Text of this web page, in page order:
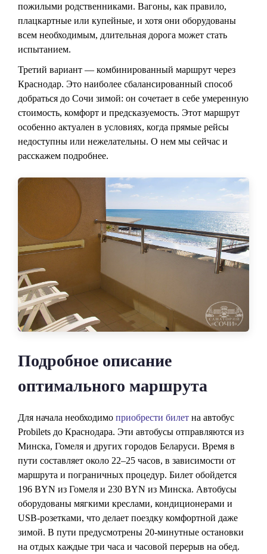
пожилыми родственниками. Вагоны, как правило,
плацкартные или купейные, и хотя они оборудованы
всем необходимым, длительная дорога может стать
испытанием.
Третий вариант — комбинированный маршрут через
Краснодар. Это наиболее сбалансированный способ
добраться до Сочи зимой: он сочетает в себе умеренную
стоимость, комфорт и предсказуемость. Этот маршрут
особенно актуален в условиях, когда прямые рейсы
недоступны или нежелательны. О нем мы сейчас и
расскажем подробнее.
Подробное описание
оптимального маршрута
Для начала необходимо приобрести билет на автобус
Probilets до Краснодара. Эти автобусы отправляются из
Минска, Гомеля и других городов Беларуси. Время в
пути составляет около 22–25 часов, в зависимости от
маршрута и пограничных процедур. Билет обойдется
196 BYN из Гомеля и 230 BYN из Минска. Автобусы
оборудованы мягкими креслами, кондиционерами и
USB-розетками, что делает поездку комфортной даже
зимой. В пути предусмотрены 20-минутные остановки
на отдых каждые три часа и часовой перерыв на обед.